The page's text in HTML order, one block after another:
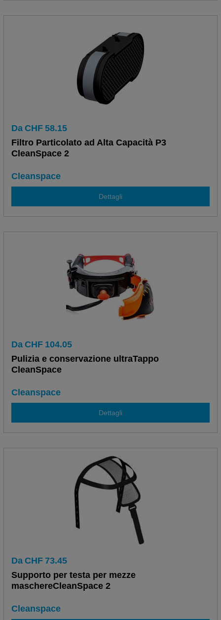
Da CHF 58.15
Filtro Particolato ad Alta Capacità P3
CleanSpace 2
Cleanspace
Dettagli
Da CHF 104.05
Pulizia e conservazione ultraTappo
CleanSpace
Cleanspace
Dettagli
Da CHF 73.45
Supporto per testa per mezze
maschereCleanSpace 2
Cleanspace